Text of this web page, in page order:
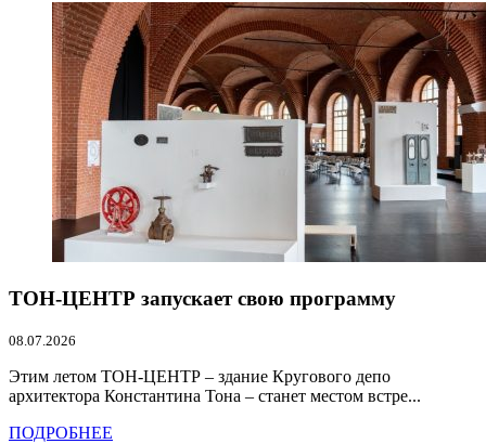
ТОН-ЦЕНТР запускает свою программу
08.07.2026
Этим летом ТОН-ЦЕНТР – здание Кругового депо
архитектора Константина Тона – станет местом встре...
ПОДРОБНЕЕ